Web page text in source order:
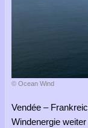
© Ocean Wind
Vendée –
Windenergie